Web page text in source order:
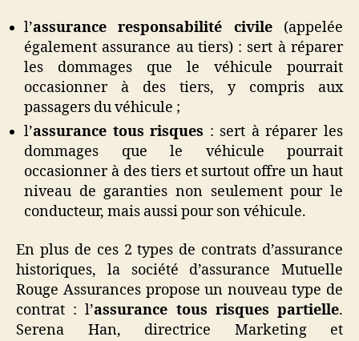
l’assurance responsabilité civile(appelée
également assurance au tiers) : sert à réparer
les dommages que le véhicule pourrait
occasionner à des tiers, y compris aux
passagers du véhicule ;
l’assurance tous risques : sert à réparer les
dommages que le véhicule pourrait
occasionner à des tiers et surtout offre un haut
niveau de garanties non seulement pour le
conducteur, mais aussi pour son véhicule.
En plus de ces 2 types de contrats d’assurance
historiques, la société d’assurance Mutuelle
Rouge Assurances propose un nouveau type de
contrat : l’assurance tous risques partielle.
Serena Han, directrice Marketing et